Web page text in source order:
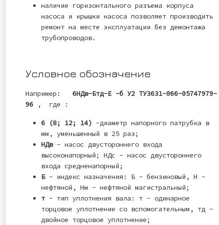
наличие горизонтального разъема корпуса
насоса и крышки насоса позволяет производить
ремонт на месте эксплуатации без демонтажа
трубопроводов.
Условное обозначение
Например: 6НДв-Бтд-Е -б У2 ТУ3631-066-05747979-
96 , где :
6 (8; 12; 14) -диаметр напорного патрубка в
мм, уменьшенный в 25 раз;
НДв- насос двустороннего входа
высоконапорный; НДс - насос двустороннего
входа средненапорный;
Б- индекс назначения: Б - бензиновый, Н -
нефтяной, Нм - нефтяной магистральный;
т- тип уплотнения вала: т - одинарное
торцовое уплотнение со вспомогательным, тд -
двойное торцовое уплотнение;